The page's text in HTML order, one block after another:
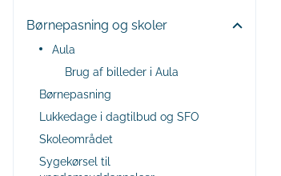
Børnepasning og skoler
Aula
Brug af billeder i Aula
Børnepasning
Lukkedage i dagtilbud og SFO
Skoleområdet
Sygekørsel til